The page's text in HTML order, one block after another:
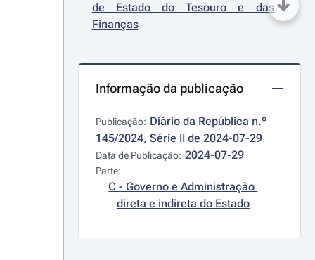
de Estado do Tesouro e das
Finanças
Informação da publicação
Publicação: Diário da República n.º
145/2024, Série II de 2024-07-29
Data de Publicação: 2024-07-29
Parte:
C - Governo e Administração
direta e indireta do Estado